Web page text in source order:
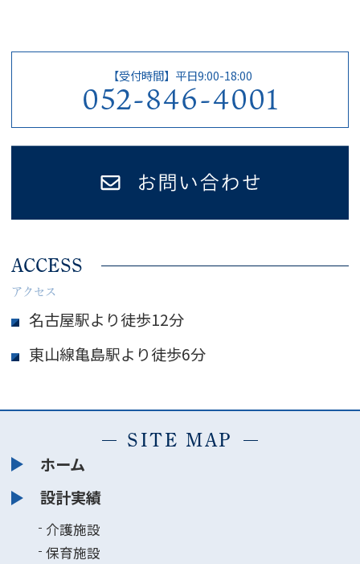
【受付時間】平日9:00-18:00
052-846-4001
ACCESS
アクセス
名古屋駅より徒歩12分
東山線亀島駅より徒歩6分
SITE MAP
ホーム
設計実績
介護施設
保育施設